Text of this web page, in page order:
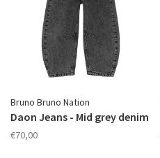
Bruno Bruno Nation
Daon Jeans - Mid grey denim
€70,00